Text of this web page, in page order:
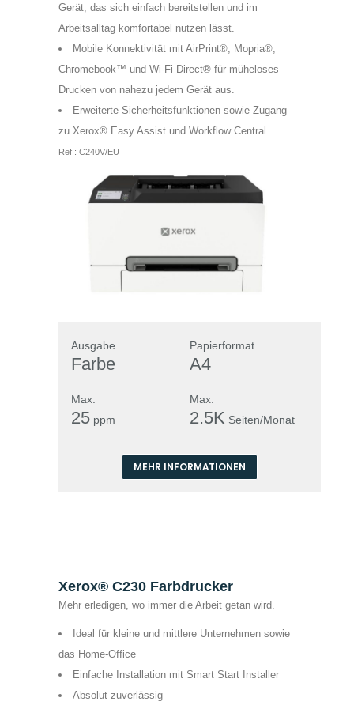
Gerät, das sich einfach bereitstellen und im
Arbeitsalltag komfortabel nutzen lässt.
Mobile Konnektivität mit AirPrint®, Mopria®,
Chromebook™ und Wi-Fi Direct® für müheloses
Drucken von nahezu jedem Gerät aus.
Erweiterte Sicherheitsfunktionen sowie Zugang
zu Xerox® Easy Assist und Workflow Central.
Ref : C240V/EU
Ausgabe
Farbe
Papierformat
A4
Max.
25 ppm
Max.
2.5K Seiten/Monat
MEHR INFORMATIONEN
Xerox® C230 Farbdrucker
Mehr erledigen, wo immer die Arbeit getan wird.
Ideal für kleine und mittlere Unternehmen sowie
das Home-Office
Einfache Installation mit Smart Start Installer
Absolut zuverlässig